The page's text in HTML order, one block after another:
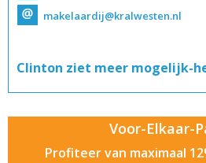
makelaardij@kralwesten.nl
Clinton ziet meer mogelijk-
Voor-Elkaar-
Profiteer van maximaal